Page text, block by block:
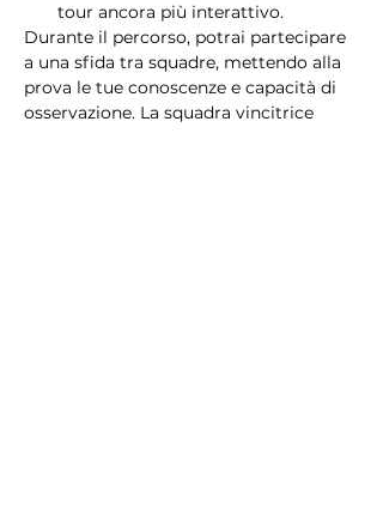
tour ancora più interattivo.
Durante il percorso, potrai partecipare
a una sfida tra squadre, mettendo alla
prova le tue conoscenze e capacità di
osservazione. La squadra vincitrice